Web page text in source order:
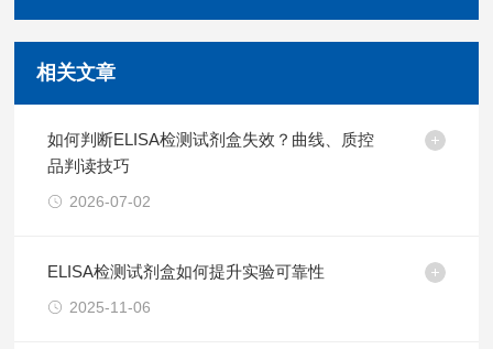
相关文章
如何判断ELISA检测试剂盒失效？曲线、质控
品判读技巧
2026-07-02
ELISA检测试剂盒如何提升实验可靠性
2025-11-06